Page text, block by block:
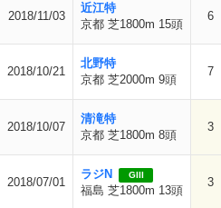
2018/11/03
近江特
京都 芝1800m 15頭
6
2018/10/21
北野特
京都 芝2000m 9頭
7
2018/10/07
清滝特
京都 芝1800m 8頭
3
2018/07/01
ラジN GIII
福島 芝1800m 13頭
3